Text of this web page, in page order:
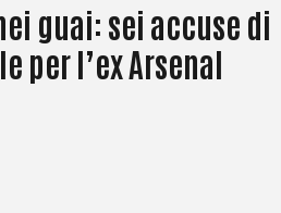
guai: sei accuse di
per l’ex Arsenal